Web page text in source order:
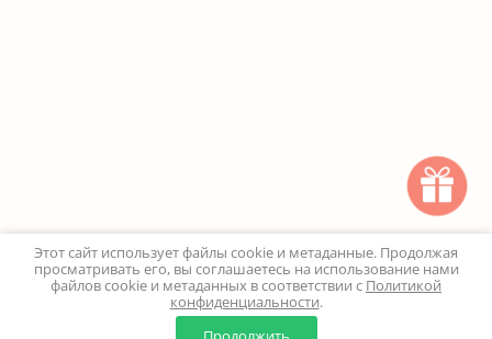
0
Этот сайт использует файлы cookie и метаданные. Продолжая
просматривать его, вы соглашаетесь на использование нами
файлов cookie и метаданных в соответствии с Политикой
конфиденциальности.